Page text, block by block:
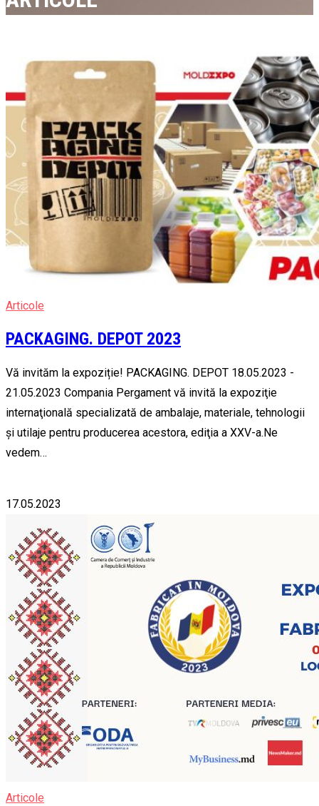
Articole
PACKAGING. DEPOT 2023
Vă invităm la expoziție! PACKAGING. DEPOT 18.05.2023 -
21.05.2023 Compania Pergament vă invită la expoziţie
internaţională specializată de ambalaje, materiale, tehnologii
şi utilaje pentru producerea acestora, ediţia a XXV-a.Ne
vedem…
17.05.2023
Articole